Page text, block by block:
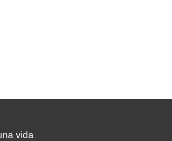
vida